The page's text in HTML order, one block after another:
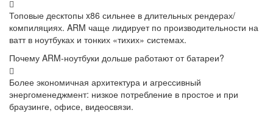
Топовые десктопы x86 сильнее в длительных рендерах/
компиляциях. ARM чаще лидирует по производительности на
ватт в ноутбуках и тонких «тихих» системах.
Почему ARM-ноутбуки дольше работают от батареи?
Более экономичная архитектура и агрессивный
энергоменеджмент: низкое потребление в простое и при
браузинге, офисе, видеосвязи.